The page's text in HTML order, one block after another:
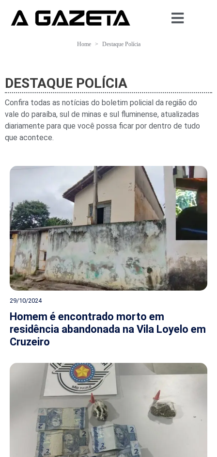
Home Destaque Polícia
DESTAQUE POLÍCIA
Confira todas as notícias do boletim policial da região do
vale do paraíba, sul de minas e sul fluminense, atualizadas
diariamente para que você possa ficar por dentro de tudo
que acontece.
29/10/2024
Homem é encontrado morto em
residência abandonada na Vila Loyelo em
Cruzeiro